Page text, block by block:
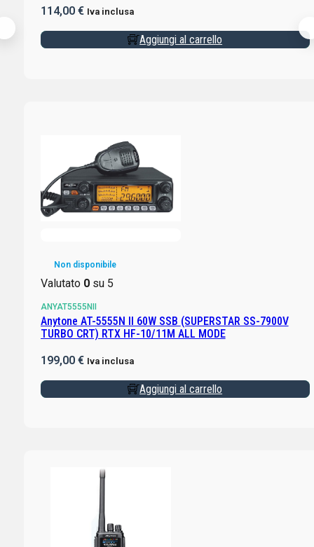
114,00 € Iva inclusa
Aggiungi al carrello
Non disponibile
Valutato 0su 5
ANYAT5555NII
Anytone AT-5555N II 60W SSB (SUPERSTAR SS-7900V
TURBO CRT) RTX HF-10/11M ALL MODE
199,00 € Iva inclusa
Aggiungi al carrello